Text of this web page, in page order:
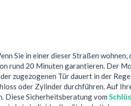
Sie in einer dieser Straßen wohnen,
rund 20 Minuten garantieren. Der
zugezogenen Tür dauert in der
oder Zylinder durchführen. Auf
Diese Sicherheitsberatung vom